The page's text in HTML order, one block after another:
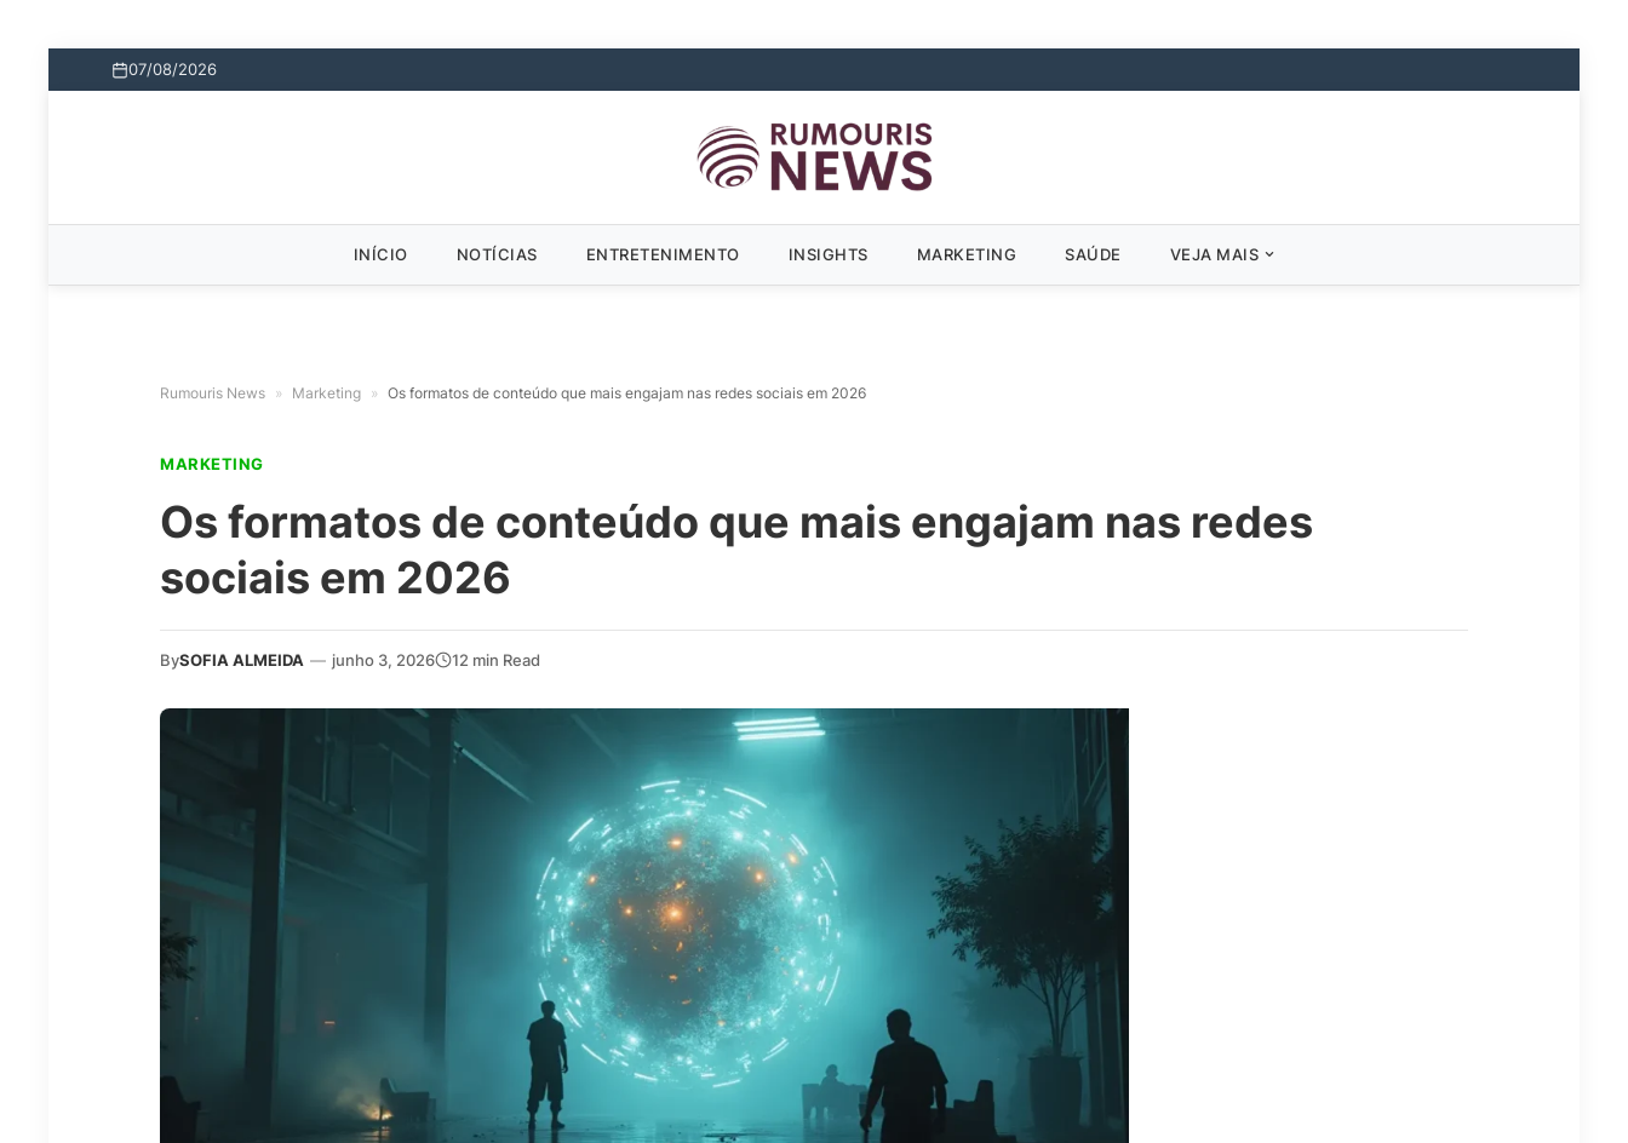
07/08/2026
INÍCIO NOTÍCIAS ENTRETENIMENTO INSIGHTS MARKETING SAÚDE VEJA MAIS
Rumouris News » Marketing » Os formatos de conteúdo que mais engajam nas redes sociais em 2026
MARKETING
Os formatos de conteúdo que mais engajam nas redes
sociais em 2026
BySOFIA ALMEIDA — junho 3, 2026 12 min Read